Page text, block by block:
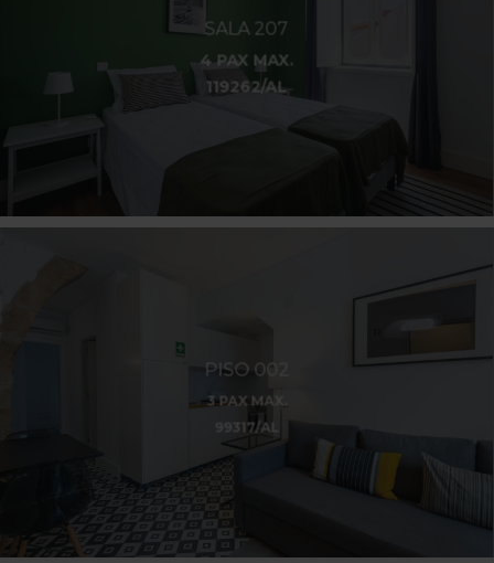
SALA 207
4 PAX MAX.
119262/AL
PISO 002
3 PAX MAX.
99317/AL